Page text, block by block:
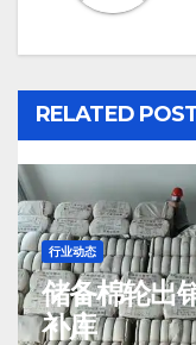
RELATED
行业动态
储备棉轮出
补库